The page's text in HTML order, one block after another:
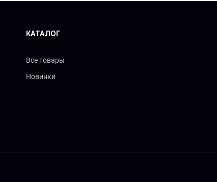
КАТАЛОГ
Все товары
Новинки